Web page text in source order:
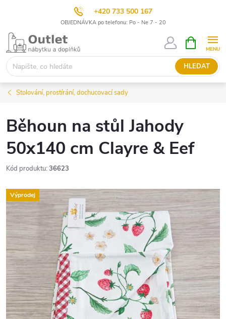
+420 733 500 167
OBJEDNÁVKA po telefonu: Po - Ne 7 - 20
Přejít
obsah
HLEDAT
NÁKUPNÍ
KOŠÍK
Stolování, prostírání, dochucovací sady
Běhoun na stůl Jahody
50x140 cm Clayre & Eef
Kód produktu: 36623
Výprodej